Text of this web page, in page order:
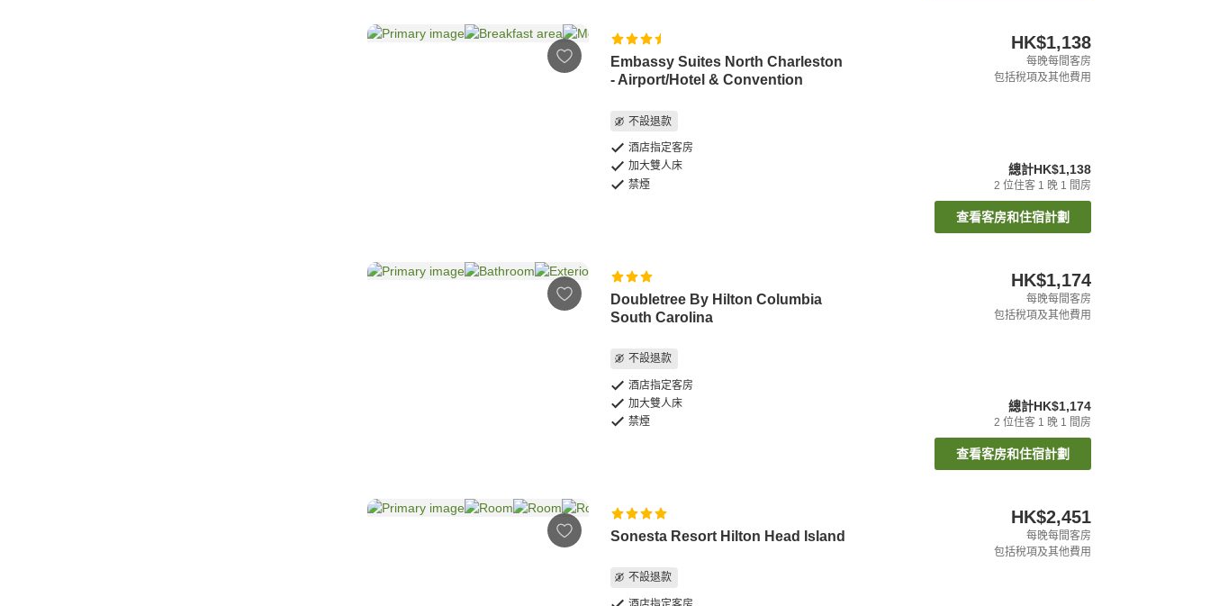
Embassy Suites North Charleston
- Airport/Hotel & Convention
不設退款
酒店指定客房
加大雙人床
禁煙
HK$1,138
每晚每間客房
包括稅項及其他費用
總計HK$1,138
2 位住客 1 晚 1 間房
查看客房和住宿計劃
Doubletree By Hilton Columbia
South Carolina
不設退款
酒店指定客房
加大雙人床
禁煙
HK$1,174
每晚每間客房
包括稅項及其他費用
總計HK$1,174
2 位住客 1 晚 1 間房
查看客房和住宿計劃
Sonesta Resort Hilton Head Island
不設退款
HK$2,451
每晚每間客房
包括稅項及其他費用